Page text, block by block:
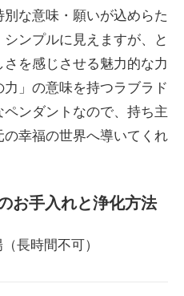
な意味・願いが込めらた
ンプルに見えますが、と
を感じさせる魅力的な力
」の意味を持つラブラド
ンダントなので、持ち主
幸福の世界へ導いてくれ
お手入れと浄化方法
長時間不可）